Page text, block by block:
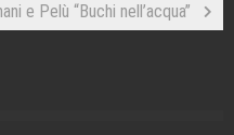
e Pelù “Buchi nell’acqua”